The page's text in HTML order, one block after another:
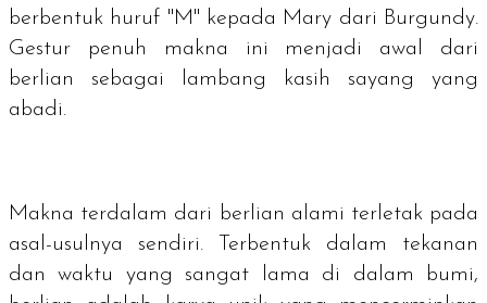
berbentuk huruf "M" kepada Mary dari Burgundy.
Gestur penuh makna ini menjadi awal dari
berlian sebagai lambang kasih sayang yang
abadi.
Makna terdalam dari berlian alami terletak pada
asal-usulnya sendiri. Terbentuk dalam tekanan
dan waktu yang sangat lama di dalam bumi,